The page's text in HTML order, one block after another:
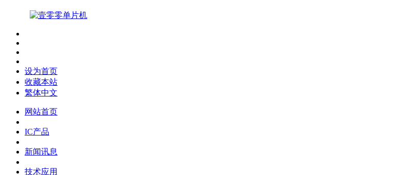
设为首页
收藏本站
繁体中文
网站首页
IC产品
新闻讯息
技术应用